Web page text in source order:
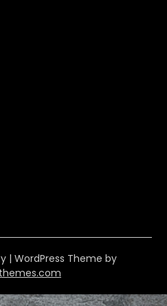
| WordPress Theme by